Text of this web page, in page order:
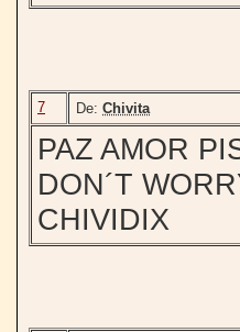
7 De: Chivita
PAZ AMOR
DON´T
CHIVIDIX